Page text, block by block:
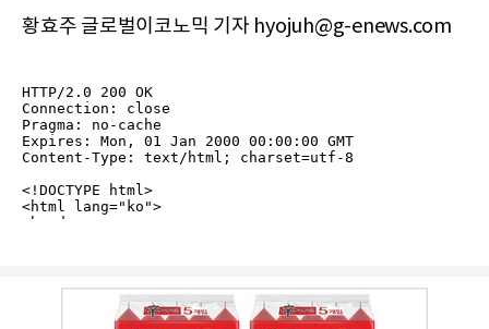
황효주 글로벌이코노믹 기자 hyojuh@g-enews.com